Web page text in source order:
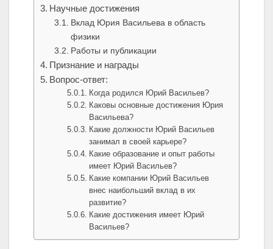
Научные достижения
Вклад Юрия Васильева в область
физики
Работы и публикации
Признание и награды
Вопрос-ответ:
Когда родился Юрий Васильев?
Каковы основные достижения Юрия
Васильева?
Какие должности Юрий Васильев
занимал в своей карьере?
Какие образование и опыт работы
имеет Юрий Васильев?
Какие компании Юрий Васильев
внес наибольший вклад в их
развитие?
Какие достижения имеет Юрий
Васильев?